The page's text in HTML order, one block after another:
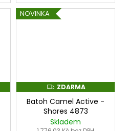
NOVINKA
Z
D
A
M
A
ZDARMA
Batoh Camel Active -
Shores 4873
Skladem